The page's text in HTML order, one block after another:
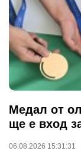
Медал от
ще е вход
06.08.2026 15:31:31